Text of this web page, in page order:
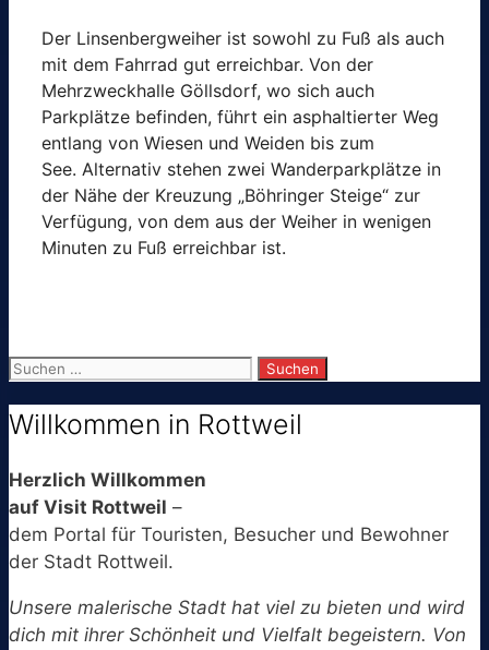
Der Linsenbergweiher ist sowohl zu Fuß als auch
mit dem Fahrrad gut erreichbar. Von der
Mehrzweckhalle Göllsdorf, wo sich auch
Parkplätze befinden, führt ein asphaltierter Weg
entlang von Wiesen und Weiden bis zum
See. Alternativ stehen zwei Wanderparkplätze in
der Nähe der Kreuzung „Böhringer Steige“ zur
Verfügung, von dem aus der Weiher in wenigen
Minuten zu Fuß erreichbar ist.
Suchen
Willkommen in Rottweil
Herzlich Willkommen
auf Visit Rottweil –
dem Portal für Touristen, Besucher und Bewohner
der Stadt Rottweil.
Unsere malerische Stadt hat viel zu bieten und wird
dich mit ihrer Schönheit und Vielfalt begeistern. Von